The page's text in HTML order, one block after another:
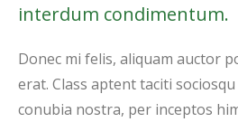
interdum condimentum.
Donec mi felis, aliquam auctor
erat. Class aptent taciti
conubia nostra, per inceptos